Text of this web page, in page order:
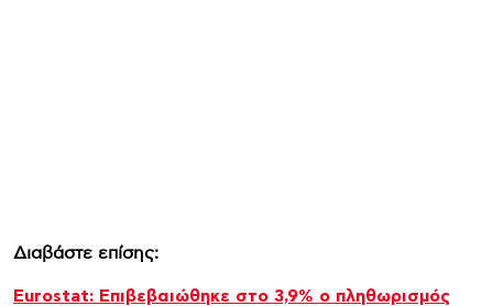
Διαβάστε επίσης:
Eurostat: Επιβεβαιώθηκε στο 3,9% ο πληθωρισμός